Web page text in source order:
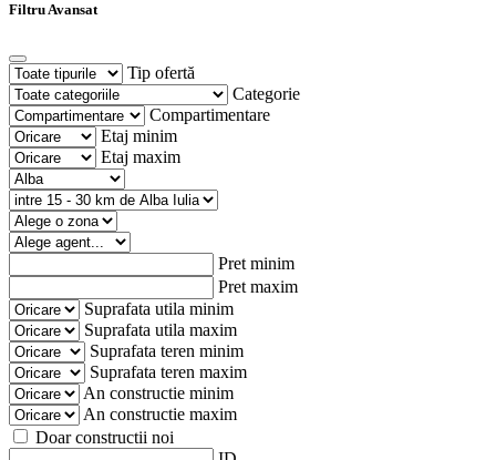
Filtru Avansat
Tip ofertă
Categorie
Compartimentare
Etaj minim
Etaj maxim
Pret minim
Pret maxim
Suprafata utila minim
Suprafata utila maxim
Suprafata teren minim
Suprafata teren maxim
An constructie minim
An constructie maxim
Doar constructii noi